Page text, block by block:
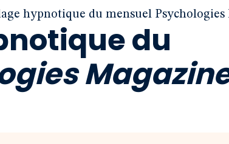
hypnotique du mensuel Psychologies
du